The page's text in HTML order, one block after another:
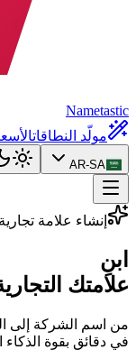
Nametastic
مولّد النطاقات
AR-SA
إنشاء علامة
ابنِ
علامتك
من اسم الشركة إلى
في دقائق بقوة